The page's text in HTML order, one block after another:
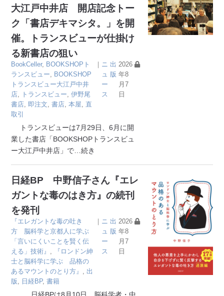
大江戸中井店 開店記念トー
ク「書店デキマシタ。」を開
催。トランスビューが仕掛け
る新書店の狙い
BookCeller, BOOKSHOPト
ランスビュー, BOOKSHOP
トランスビュー大江戸中井
店, トランスビュー,伊野尾
書店, 即注文,書店,本屋, 直
取引
｜ ニ
ュ
ー
ス
出
版
2026
年8
月7
日
トランスビューは7月29日、6月に開
業した書店「BOOKSHOPトランスビュ
ー大江戸中井店」で …続き
日経BP 中野信子さん『エレ
ガントな毒のはき方』の続刊
を発刊
『エレガントな毒の吐き
方 脳科学と京都人に学ぶ
「言いにくいことを賢く伝
える」技術』 ,
『ロンドン紳
士と脳科学に学ぶ 品格の
あるマウントのとり方』 , 出
版, 日経BP,書籍
｜ ニ
ュ
ー
ス
出
版
2026
年8
月7
日